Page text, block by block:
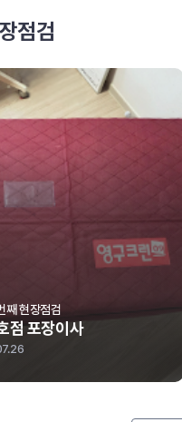
점검
현장점검
점 포장이사